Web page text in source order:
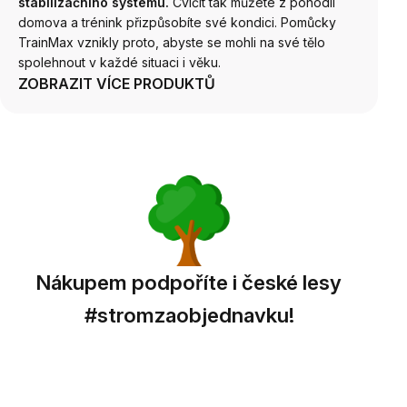
domova a trénink přizpůsobíte své kondici. Pomůcky
TrainMax vznikly proto, abyste se mohli na své tělo
spolehnout v každé situaci i věku.
ZOBRAZIT VÍCE PRODUKTŮ
Nákupem podpoříte i české lesy
#stromzaobjednavku!